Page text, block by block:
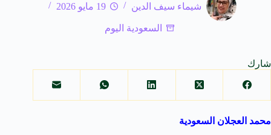
شيماء سيف الدين 19 مايو 2026
السعودية اليوم
شارك
محمد العجلان السعودية